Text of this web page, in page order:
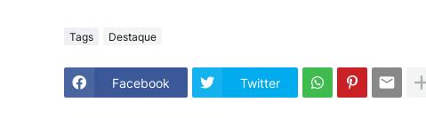
Tags Destaque
Facebook Twitter